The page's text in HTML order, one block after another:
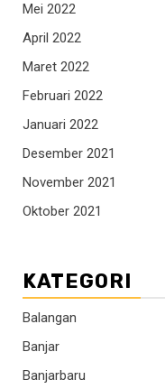
Mei 2022
April 2022
Maret 2022
Februari 2022
Januari 2022
Desember 2021
November 2021
Oktober 2021
KATEGORI
Balangan
Banjar
Banjarbaru